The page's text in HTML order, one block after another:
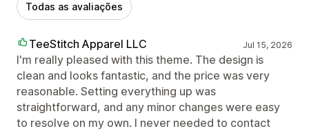
Todas as avaliações
TeeStitch Apparel LLC Jul 15, 2026
I'm really pleased with this theme. The design is
clean and looks fantastic, and the price was very
reasonable. Setting everything up was
straightforward, and any minor changes were easy
to resolve on my own. I never needed to contact